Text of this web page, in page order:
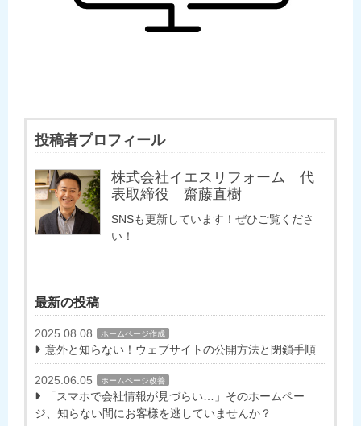
投稿者プロフィール
株式会社イエスリフォーム 代
表取締役 齋藤直樹
SNSも更新しています！ぜひご覧くださ
い！
最新の投稿
2025.08.08 ホームページ作成
意外と知らない！ウェブサイトの公開方法と閉鎖手順
2025.06.05 ホームページ改善
「スマホで会社情報が見づらい…」そのホームペー
ジ、知らない間にお客様を逃していませんか？